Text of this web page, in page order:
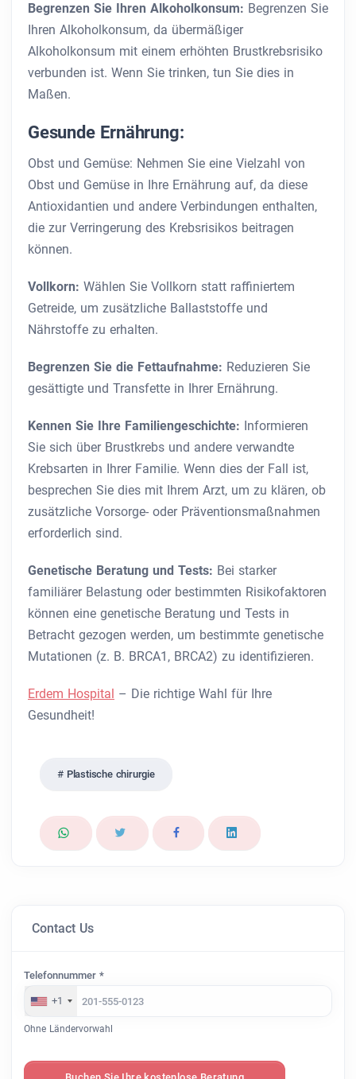
Begrenzen Sie Ihren Alkoholkonsum: Begrenzen Sie
Ihren Alkoholkonsum, da übermäßiger
Alkoholkonsum mit einem erhöhten Brustkrebsrisiko
verbunden ist. Wenn Sie trinken, tun Sie dies in
Maßen.
Gesunde Ernährung:
Obst und Gemüse: Nehmen Sie eine Vielzahl von
Obst und Gemüse in Ihre Ernährung auf, da diese
Antioxidantien und andere Verbindungen enthalten,
die zur Verringerung des Krebsrisikos beitragen
können.
Vollkorn: Wählen Sie Vollkorn statt raffiniertem
Getreide, um zusätzliche Ballaststoffe und
Nährstoffe zu erhalten.
Begrenzen Sie die Fettaufnahme: Reduzieren Sie
gesättigte und Transfette in Ihrer Ernährung.
Kennen Sie Ihre Familiengeschichte: Informieren
Sie sich über Brustkrebs und andere verwandte
Krebsarten in Ihrer Familie. Wenn dies der Fall ist,
besprechen Sie dies mit Ihrem Arzt, um zu klären, ob
zusätzliche Vorsorge- oder Präventionsmaßnahmen
erforderlich sind.
Genetische Beratung und Tests: Bei starker
familiärer Belastung oder bestimmten Risikofaktoren
können eine genetische Beratung und Tests in
Betracht gezogen werden, um bestimmte genetische
Mutationen (z. B. BRCA1, BRCA2) zu identifizieren.
Erdem Hospital – Die richtige Wahl für Ihre
Gesundheit!
Plastische chirurgie
Contact Us
Telefonnummer *
+1
Ohne Ländervorwahl